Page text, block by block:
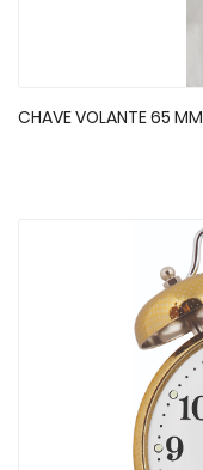
CHAVE VOLANTE 65 MM